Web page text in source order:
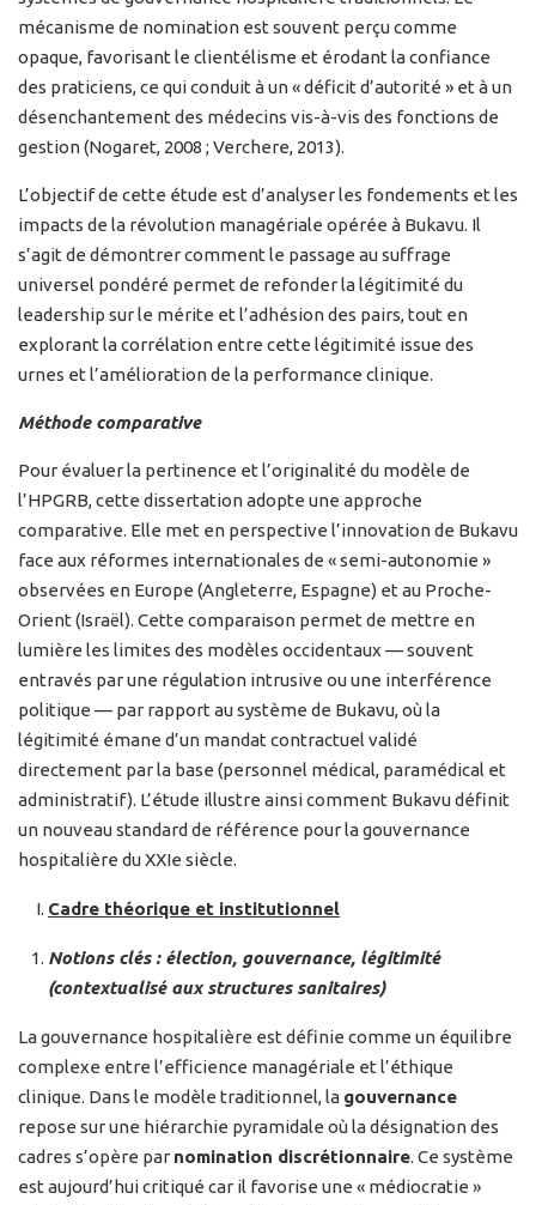
mécanisme de nomination est souvent perçu comme
opaque, favorisant le clientélisme et érodant la confiance
des praticiens, ce qui conduit à un « déficit d’autorité » et à un
désenchantement des médecins vis-à-vis des fonctions de
gestion (Nogaret, 2008 ; Verchere, 2013).
L’objectif de cette étude est d’analyser les fondements et les
impacts de la révolution managériale opérée à Bukavu. Il
s’agit de démontrer comment le passage au suffrage
universel pondéré permet de refonder la légitimité du
leadership sur le mérite et l’adhésion des pairs, tout en
explorant la corrélation entre cette légitimité issue des
urnes et l’amélioration de la performance clinique.
Méthode comparative
Pour évaluer la pertinence et l’originalité du modèle de
l’HPGRB, cette dissertation adopte une approche
comparative. Elle met en perspective l’innovation de Bukavu
face aux réformes internationales de « semi-autonomie »
observées en Europe (Angleterre, Espagne) et au Proche-
Orient (Israël). Cette comparaison permet de mettre en
lumière les limites des modèles occidentaux — souvent
entravés par une régulation intrusive ou une interférence
politique — par rapport au système de Bukavu, où la
légitimité émane d’un mandat contractuel validé
directement par la base (personnel médical, paramédical et
administratif). L’étude illustre ainsi comment Bukavu définit
un nouveau standard de référence pour la gouvernance
hospitalière du XXIe siècle.
Cadre théorique et institutionnel
Notions clés : élection, gouvernance, légitimité
(contextualisé aux structures sanitaires)
La gouvernance hospitalière est définie comme un équilibre
complexe entre l’efficience managériale et l’éthique
clinique. Dans le modèle traditionnel, la gouvernance
repose sur une hiérarchie pyramidale où la désignation des
cadres s’opère par nomination discrétionnaire. Ce système
est aujourd’hui critiqué car il favorise une « médiocratie »